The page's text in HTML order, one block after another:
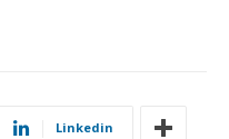
Linkedin